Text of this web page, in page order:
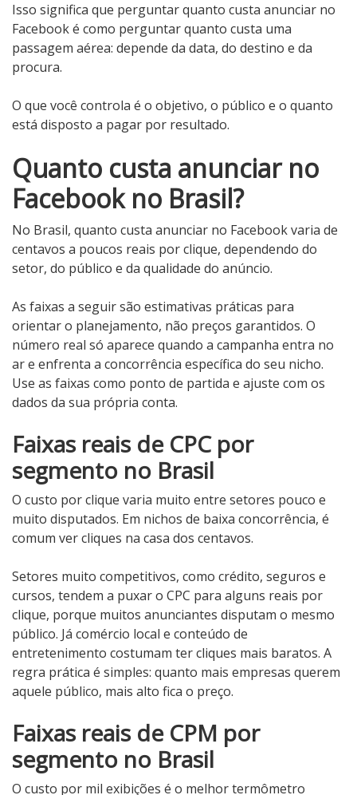
Isso significa que perguntar quanto custa anunciar no
Facebook é como perguntar quanto custa uma
passagem aérea: depende da data, do destino e da
procura.
O que você controla é o objetivo, o público e o quanto
está disposto a pagar por resultado.
Quanto custa anunciar no
Facebook no Brasil?
No Brasil, quanto custa anunciar no Facebook varia de
centavos a poucos reais por clique, dependendo do
setor, do público e da qualidade do anúncio.
As faixas a seguir são estimativas práticas para
orientar o planejamento, não preços garantidos. O
número real só aparece quando a campanha entra no
ar e enfrenta a concorrência específica do seu nicho.
Use as faixas como ponto de partida e ajuste com os
dados da sua própria conta.
Faixas reais de CPC por
segmento no Brasil
O custo por clique varia muito entre setores pouco e
muito disputados. Em nichos de baixa concorrência, é
comum ver cliques na casa dos centavos.
Setores muito competitivos, como crédito, seguros e
cursos, tendem a puxar o CPC para alguns reais por
clique, porque muitos anunciantes disputam o mesmo
público. Já comércio local e conteúdo de
entretenimento costumam ter cliques mais baratos. A
regra prática é simples: quanto mais empresas querem
aquele público, mais alto fica o preço.
Faixas reais de CPM por
segmento no Brasil
O custo por mil exibições é o melhor termômetro